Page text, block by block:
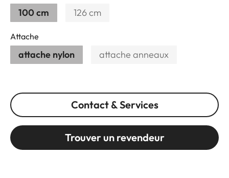
100 cm 126 cm
Attache
attache nylon attache anneaux
Contact & Services
Trouver un revendeur